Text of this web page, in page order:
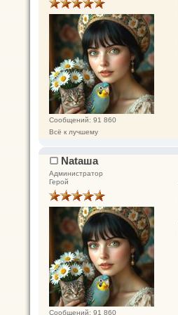
Сообщений: 91 860
Всё к лучшему
Nataшa
Администратор
Герой
Сообщений: 91 860